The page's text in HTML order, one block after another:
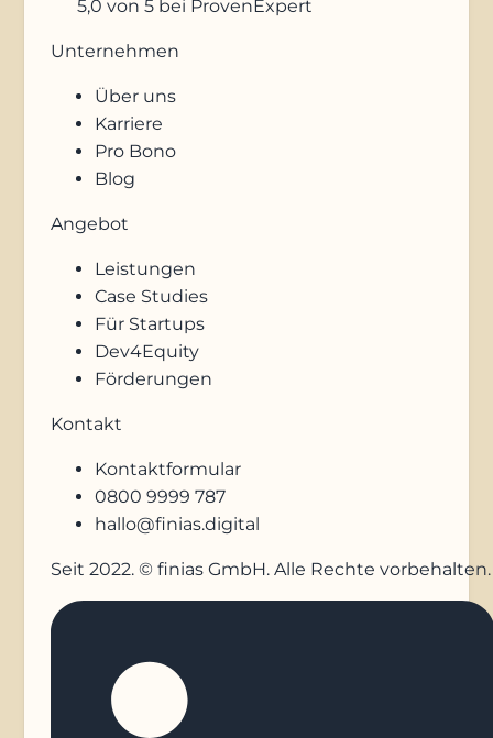
5,0 von 5 bei ProvenExpert
Unternehmen
Über uns
Karriere
Pro Bono
Blog
Angebot
Leistungen
Case Studies
Für Startups
Dev4Equity
Förderungen
Kontakt
Kontaktformular
0800 9999 787
hallo@finias.digital
Seit 2022. © finias GmbH. Alle Rechte vorbehalten.